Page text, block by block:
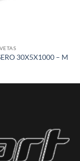
30X5X1000 – M